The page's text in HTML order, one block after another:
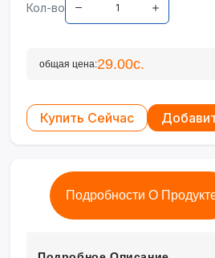
Кол-во
общая цена:29.00с.
Купить Сейчас
Подробности О